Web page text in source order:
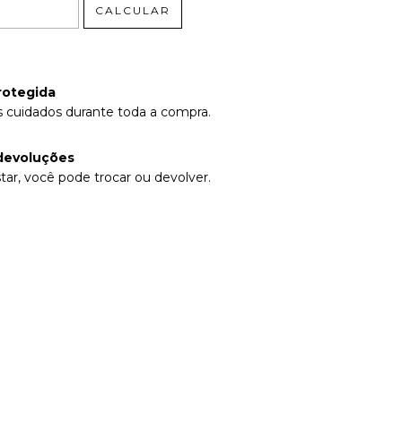
CALCULAR
cuidados durante toda a compra.
você pode trocar ou devolver.